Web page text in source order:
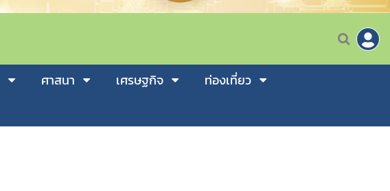
ศาสนา เศรษฐกิจ
ท่องเที่ยว